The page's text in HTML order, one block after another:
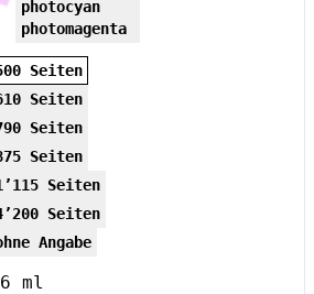
photocyan
photomagenta
Seiten
Seiten
Seiten
Seiten
Seiten
Seiten
Angabe
ml